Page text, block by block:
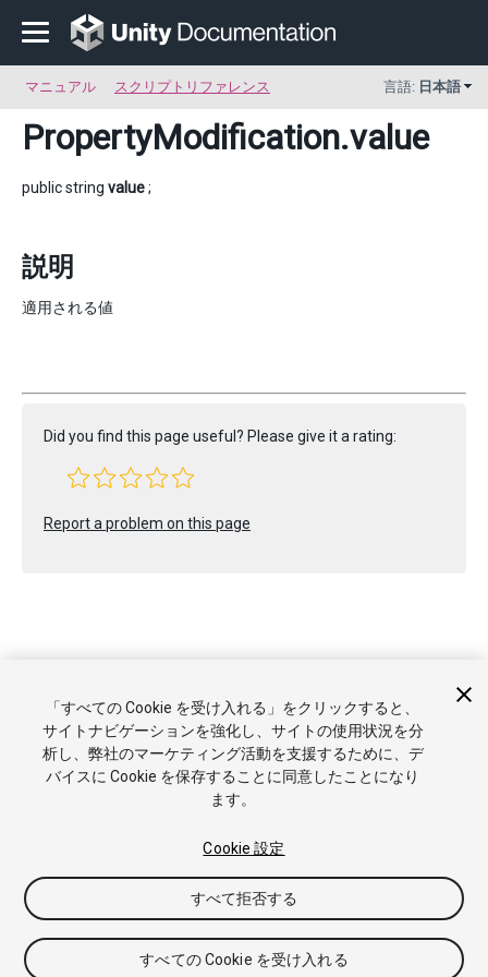
マニュアル スクリプトリファレンス 言語: 日本語
PropertyModification.value
public string value;
説明
適用される値
Did you find this page useful? Please give it a rating:
Report a problem on this page
チュートリアル
Answers ナレッジベース フォーラム
ットストア
商標と利用規約 法律関連
プライバシーポリシー
クッキー
私の個人情報を販売または共有しない
Cookie 優先設定
「すべての Cookie を受け入れる」をクリックすると、
サイトナビゲーションを強化し、サイトの使用状況を分
析し、弊社のマーケティング活動を支援するために、デ
バイスに Cookie を保存することに同意したことになり
ます。
Cookie 設定
すべて拒否する
すべての Cookie を受け入れる